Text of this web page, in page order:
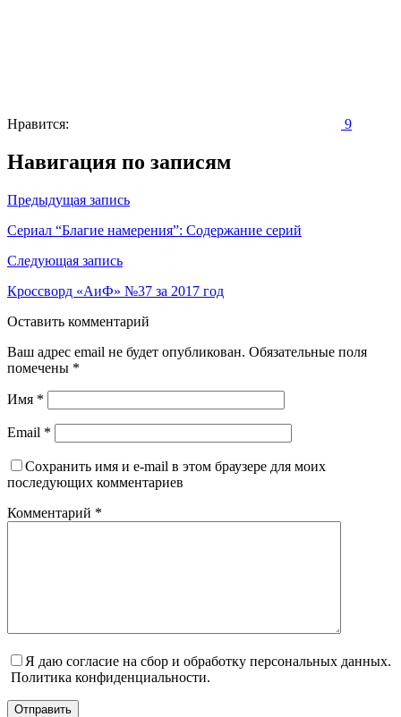
Нравится: 9
Навигация по записям
Предыдущая запись
Сериал “Благие намерения”: Содержание серий
Следующая запись
Кроссворд «АиФ» №37 за 2017 год
Оставить комментарий
Ваш адрес email не будет опубликован. Обязательные поля
помечены *
Имя *
Email *
Сохранить имя и e-mail в этом браузере для моих
последующих комментариев
Комментарий *
Я даю согласие на сбор и обработку персональных данных.
Политика конфиденциальности.
Отправить